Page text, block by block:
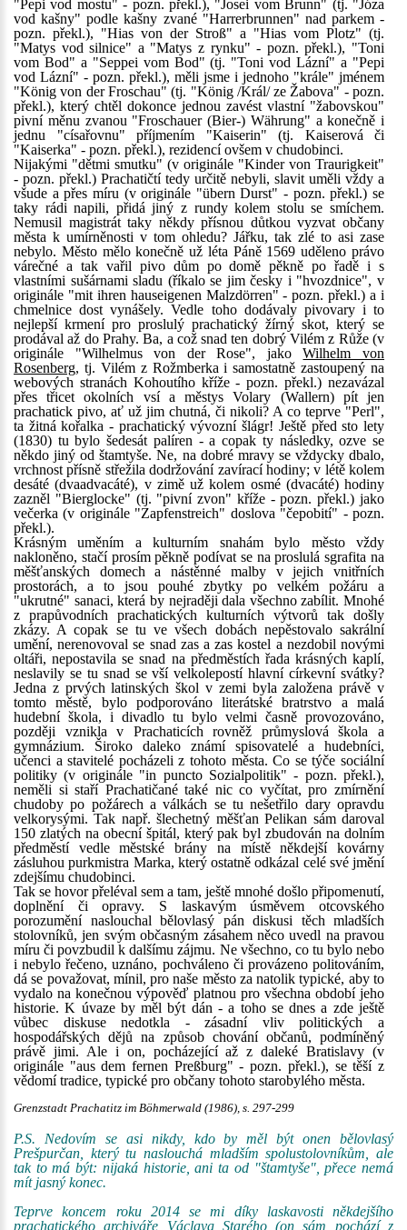
"Pepi vod mostu" - pozn. překl.), "Josei vom Brunn" (tj. "Józa
vod kašny" podle kašny zvané "Harrerbrunnen" nad parkem -
pozn. překl.), "Hias von der Stroß" a "Hias vom Plotz" (tj.
"Matys vod silnice" a "Matys z rynku" - pozn. překl.), "Toni
vom Bod" a "Seppei vom Bod" (tj. "Toni vod Lázní" a "Pepi
vod Lázní" - pozn. překl.), měli jsme i jednoho "krále" jménem
"König von der Froschau" (tj. "König /Král/ ze Žabova" - pozn.
překl.), který chtěl dokonce jednou zavést vlastní "žabovskou"
pivní měnu zvanou "Froschauer (Bier-) Währung" a konečně i
jednu "císařovnu" příjmením "Kaiserin" (tj. Kaiserová či
"Kaiserka" - pozn. překl.), rezidencí ovšem v chudobinci.
Nijakými "dětmi smutku" (v originále "Kinder von Traurigkeit"
- pozn. překl.) Prachatičtí tedy určitě nebyli, slavit uměli vždy a
všude a přes míru (v originále "übern Durst" - pozn. překl.) se
taky rádi napili, přidá jiný z rundy kolem stolu se smíchem.
Nemusil magistrát taky někdy přísnou důtkou vyzvat občany
města k umírněnosti v tom ohledu? Jářku, tak zlé to asi zase
nebylo. Město mělo konečně už léta Páně 1569 uděleno právo
várečné a tak vařil pivo dům po domě pěkně po řadě i s
vlastními sušárnami sladu (říkalo se jim česky i "hvozdnice", v
originále "mit ihren hauseigenen Malzdörren" - pozn. překl.) a i
chmelnice dost vynášely. Vedle toho dodávaly pivovary i to
nejlepší krmení pro proslulý prachatický žírný skot, který se
prodával až do Prahy. Ba, a což snad ten dobrý Vilém z Růže (v
originále "Wilhelmus von der Rose", jakoWilhelm von
Rosenberg, tj. Vilém z Rožmberka i samostatně zastoupený na
webových stranách Kohoutího kříže - pozn. překl.) nezavázal
přes třicet okolních vsí a městys Volary (Wallern) pít jen
prachatick pivo, ať už jim chutná, či nikoli? A co teprve "Perl",
ta žitná kořalka - prachatický vývozní šlágr! Ještě před sto lety
(1830) tu bylo šedesát palíren - a copak ty následky, ozve se
někdo jiný od štamtyše. Ne, na dobré mravy se vždycky dbalo,
vrchnost přísně střežila dodržování zavírací hodiny; v létě kolem
desáté (dvaadvacáté), v zimě už kolem osmé (dvacáté) hodiny
zazněl "Bierglocke" (tj. "pivní zvon" kříže - pozn. překl.) jako
večerka (v originále "Zapfenstreich" doslova "čepobití" - pozn.
překl.).
Krásným uměním a kulturním snahám bylo město vždy
nakloněno, stačí prosím pěkně podívat se na proslulá sgrafita na
měšťanských domech a nástěnné malby v jejich vnitřních
prostorách, a to jsou pouhé zbytky po velkém požáru a
"ukrutné" sanaci, která by nejraději dala všechno zabílit. Mnohé
z prapůvodních prachatických kulturních výtvorů tak došly
zkázy. A copak se tu ve všech dobách nepěstovalo sakrální
umění, nerenovoval se snad zas a zas kostel a nezdobil novými
oltáři, nepostavila se snad na předměstích řada krásných kaplí,
neslavily se tu snad se vší velkolepostí hlavní církevní svátky?
Jedna z prvých latinských škol v zemi byla založena právě v
tomto městě, bylo podporováno literátské bratrstvo a malá
hudební škola, i divadlo tu bylo velmi časně provozováno,
později vznikla v Prachaticích rovněž průmyslová škola a
gymnázium. Široko daleko známí spisovatelé a hudebníci,
učenci a stavitelé pocházeli z tohoto města. Co se týče sociální
politiky (v originále "in puncto Sozialpolitik" - pozn. překl.),
neměli si staří Prachatičané také nic co vyčítat, pro zmírnění
chudoby po požárech a válkách se tu nešetřilo dary opravdu
velkorysými. Tak např. šlechetný měšťan Pelikan sám daroval
150 zlatých na obecní špitál, který pak byl zbudován na dolním
předměstí vedle městské brány na místě někdejší kovárny
zásluhou purkmistra Marka, který ostatně odkázal celé své jmění
zdejšímu chudobinci.
Tak se hovor přeléval sem a tam, ještě mnohé došlo připomenutí,
doplnění či opravy. S laskavým úsměvem otcovského
porozumění naslouchal bělovlasý pán diskusi těch mladších
stolovníků, jen svým občasným zásahem něco uvedl na pravou
míru či povzbudil k dalšímu zájmu. Ne všechno, co tu bylo nebo
i nebylo řečeno, uznáno, pochváleno či provázeno politováním,
dá se považovat, mínil, pro naše město za natolik typické, aby to
vydalo na konečnou výpověď platnou pro všechna období jeho
historie. K úvaze by měl být dán - a toho se dnes a zde ještě
vůbec diskuse nedotkla - zásadní vliv politických a
hospodářských dějů na způsob chování občanů, podmíněný
právě jimi. Ale i on, pocházející až z daleké Bratislavy (v
originále "aus dem fernen Preßburg" - pozn. překl.), se těší z
vědomí tradice, typické pro občany tohoto starobylého města.
Grenzstadt Prachatitz im Böhmerwald (1986), s. 297-299
P.S. Nedovím se asi nikdy, kdo by měl být onen bělovlasý
Prešpurčan, který tu naslouchá mladším spolustolovníkům, ale
tak to má být: nijaká historie, ani ta od "štamtyše", přece nemá
mít jasný konec.
Teprve koncem roku 2014 se mi díky laskavosti někdejšího
prachatického archiváře Václava Starého (on sám pochází z